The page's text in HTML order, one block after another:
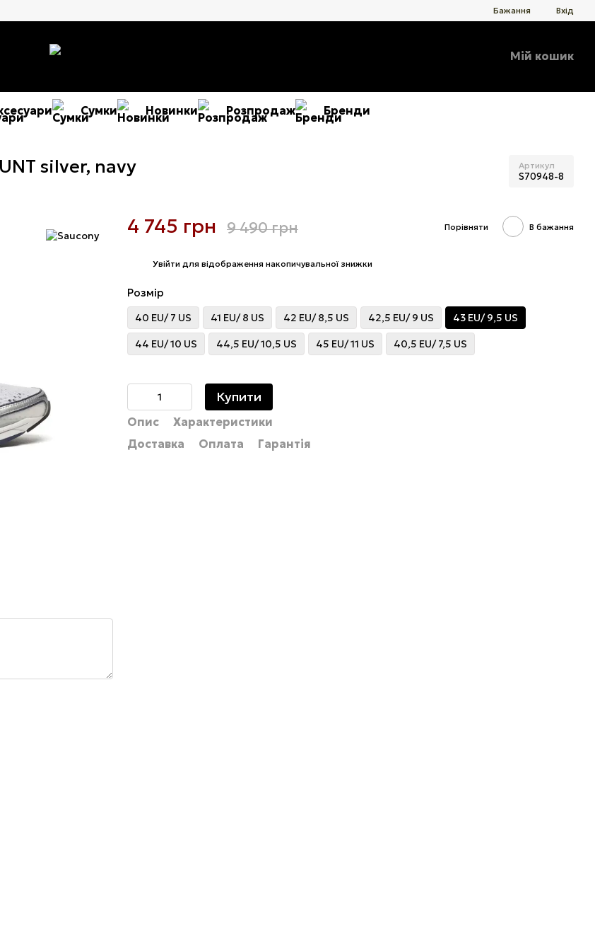
Бажання Вхід
Мій кошик
Сумки Новинки Розпродаж Бренди
silver, navy Артикул
S70948-8
4 745 грн 9 490 грн Порівняти В бажання
Увійти для відображення накопичувальної знижки
Розмір
40 EU/ 7 US 41 EU/ 8 US 42 EU/ 8,5 US 42,5 EU/ 9 US 43 EU/ 9,5 US
44 EU/ 10 US 44,5 EU/ 10,5 US 45 EU/ 11 US 40,5 EU/ 7,5 US
Купити
Опис
Характеристики
Доставка
Оплата Гарантія